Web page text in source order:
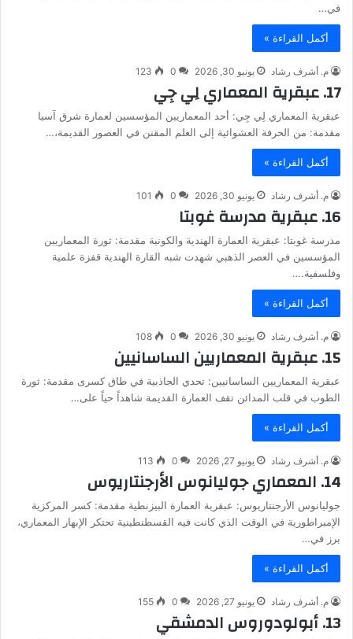
في…
أكمل القراءة »
م. أشرف رشاد يونيو 30, 2026 0
123
17. عبقرية المعماري لِي جِي
عبقرية المعماري لِي جِي: أحد المعماريين المؤسسين لعمارة شرق آسيا
مقدمة: من الحرفة العشوائية إلى العلم المقنن في العصور القديمة،…
أكمل القراءة »
م. أشرف رشاد يونيو 30, 2026 0
101
16. عبقرية مدرسة غوبتا
مدرسة غوبتا: عبقرية العمارة الهندية والكونية مقدمة: ثورة المعماريين
المؤسسين في العصر الذهبي شهدت شبه القارة الهندية قفزة علمية
وفلسفية.…
أكمل القراءة »
م. أشرف رشاد يونيو 30, 2026 0
108
15. عبقرية المعماريين الساسانيين
عبقرية المعماريين الساسانيين: تحدي الجاذبية في طاق كسرى مقدمة: ثورة
الطوب في قلب المدائن تقف العمارة القديمة شاهداً حياً على…
أكمل القراءة »
م. أشرف رشاد يونيو 27, 2026 0
113
14. المعماري جوليانوس الأرجنتاريوس
جوليانوس الأرجنتاريوس: عبقرية العمارة البيزنطية مقدمة: كسر المركزية
الإمبراطورية في الوقت الذي كانت فيه القسطنطينية تحتكر الإبهار المعماري،
برز في…
أكمل القراءة »
م. أشرف رشاد يونيو 27, 2026 0
155
13. أبولودوروس الدمشقي